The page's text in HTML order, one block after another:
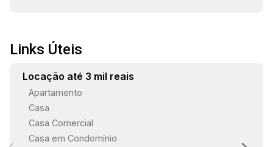
19:00
Links Úteis
Locação até 3 mil reais
Apartamento
Casa
Casa Comercial
Casa em Condomínio